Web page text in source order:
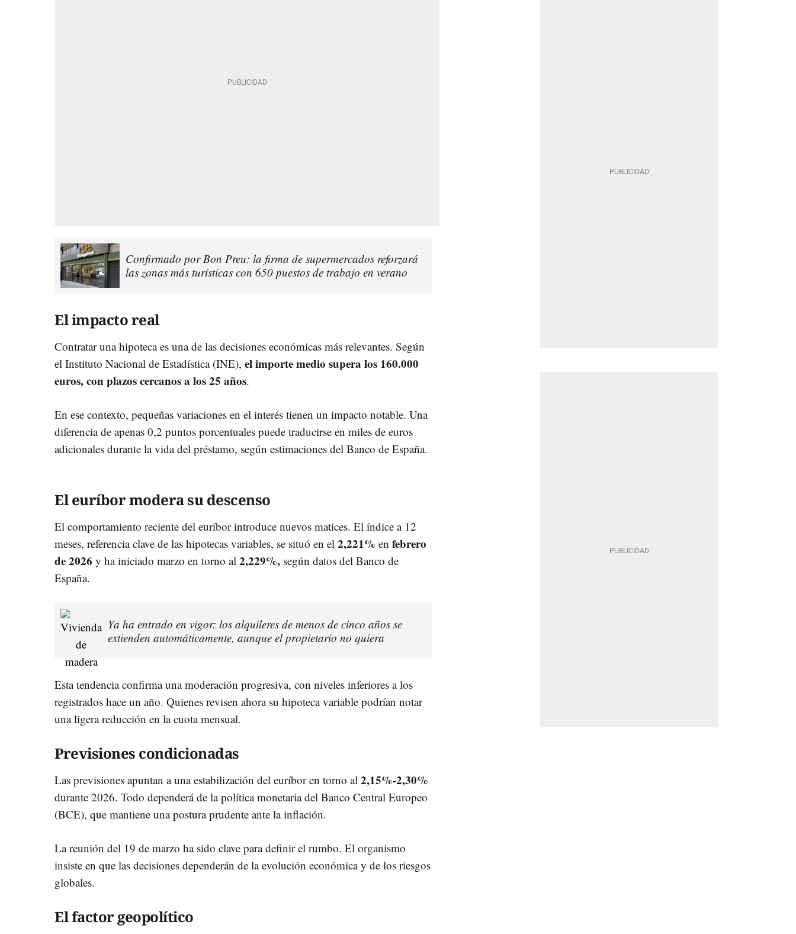
Confirmado por Bon Preu: la firma de supermercados reforzará
las zonas más turísticas con 650 puestos de trabajo en verano
El impacto real
Contratar una hipoteca es una de las decisiones económicas más relevantes. Según
el Instituto Nacional de Estadística (INE), el importe medio supera los 160.000
euros, con plazos cercanos a los 25 años.
En ese contexto, pequeñas variaciones en el interés tienen un impacto notable. Una
diferencia de apenas 0,2 puntos porcentuales puede traducirse en miles de euros
adicionales durante la vida del préstamo, según estimaciones del Banco de España.
El euríbor modera su descenso
El comportamiento reciente del euríbor introduce nuevos matices. El índice a 12
meses, referencia clave de las hipotecas variables, se situó en el 2,221% en febrero
de 2026 y ha iniciado marzo en torno al 2,229%, según datos del Banco de
España.
Ya ha entrado en vigor: los alquileres de menos de cinco años se
extienden automáticamente, aunque el propietario no quiera
Esta tendencia confirma una moderación progresiva, con niveles inferiores a los
registrados hace un año. Quienes revisen ahora su hipoteca variable podrían notar
una ligera reducción en la cuota mensual.
Previsiones condicionadas
Las previsiones apuntan a una estabilización del euríbor en torno al 2,15%-2,30%
durante 2026. Todo dependerá de la política monetaria del Banco Central Europeo
(BCE), que mantiene una postura prudente ante la inflación.
La reunión del 19 de marzo ha sido clave para definir el rumbo. El organismo
insiste en que las decisiones dependerán de la evolución económica y de los riesgos
globales.
El factor geopolítico